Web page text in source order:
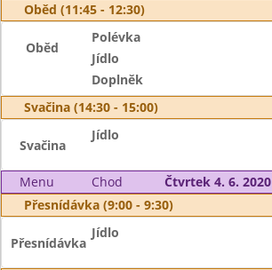
Oběd (11:45 - 12:30)
Oběd
Polévka
Jídlo
Doplněk
Svačina (14:30 - 15:00)
Svačina
Jídlo
Menu Chod
Čtvrtek 4. 6. 2020
Přesnídávka (9:00 - 9:30)
Přesnídávka
Jídlo